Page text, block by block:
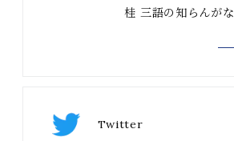
桂 三語の知らんがな
Twitter